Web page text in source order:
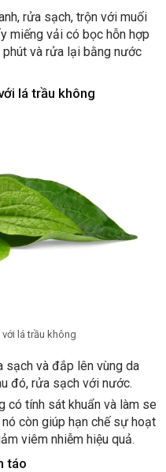
rửa sạch, trộn với muối
miếng vải có bọc hỗn hợp
phút và rửa lại bằng nước
lá trầu không
lá trầu không
sạch và đắp lên vùng da
đó, rửa sạch với nước.
có tính sát khuẩn và làm se
còn giúp hạn chế sự hoạt
viêm nhiễm hiệu quả.
táo